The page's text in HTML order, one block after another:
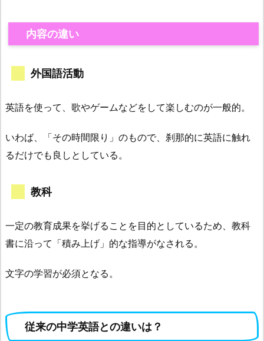
内容の違い
外国語活動
英語を使って、歌やゲームなどをして楽しむのが一般的。
いわば、「その時間限り」のもので、刹那的に英語に触れ
るだけでも良しとしている。
教科
一定の教育成果を挙げることを目的としているため、教科
書に沿って「積み上げ」的な指導がなされる。
文字の学習が必須となる。
従来の中学英語との違いは？